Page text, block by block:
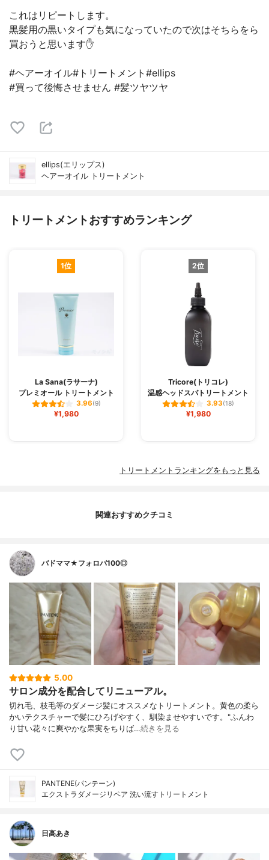
これはリピートします。
黒髪用の黒いタイプも気になっていたので次はそちらをら
買おうと思います✋
#ヘアーオイル#トリートメント#ellips
#買って後悔させません #髪ツヤツヤ
ellips(エリップス)
ヘアーオイル トリートメント
トリートメントおすすめランキング
1位
La Sana(ラサーナ)
プレミオール トリートメント
3.96(9)
¥1,980
2位
Tricore(トリコレ)
温感ヘッドスパトリートメント
3.93(18)
¥1,980
トリートメントランキングをもっと見る
関連おすすめクチコミ
バドママ★フォロバ100◎
5.00
サロン成分を配合してリニューアル。
切れ毛、枝毛等のダメージ髪にオススメなトリートメント。黄色の柔ら
かいテクスチャーで髪にひろげやすく、馴染ませやすいです。"ふんわ
り甘い花々に爽やかな果実をちりば…続きを見る
PANTENE(パンテーン)
エクストラダメージリペア 洗い流すトリートメント
日高あき